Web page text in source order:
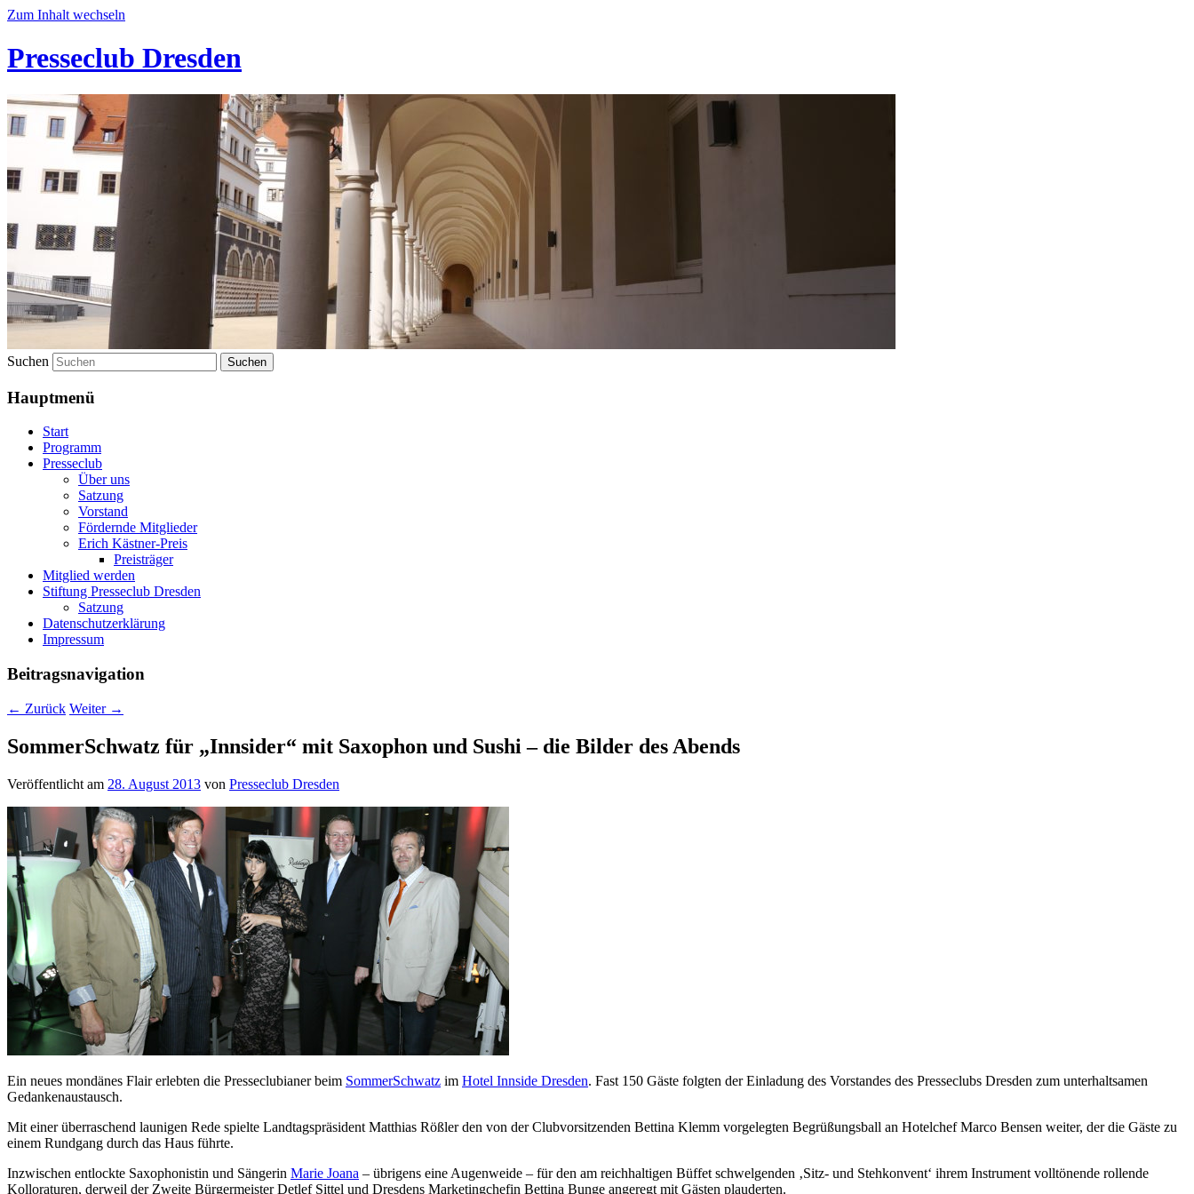
Zum Inhalt wechseln
Presseclub Dresden
Suchen
Hauptmenü
Start
Programm
Presseclub
Über uns
Satzung
Vorstand
Fördernde Mitglieder
Erich Kästner-Preis
Preisträger
Mitglied werden
Stiftung Presseclub Dresden
Satzung
Datenschutzerklärung
Impressum
Beitragsnavigation
← Zurück Weiter →
SommerSchwatz für „Innsider“ mit Saxophon und Sushi – die Bilder des Abends
Veröffentlicht am 28. August 2013 von Presseclub Dresden
Ein neues mondänes Flair erlebten die Presseclubianer beim SommerSchwatz im Hotel Innside Dresden. Fast 150 Gäste folgten der Einladung des Vorstandes des Presseclubs Dresden zum unterhaltsamen
Gedankenaustausch.
Mit einer überraschend launigen Rede spielte Landtagspräsident Matthias Rößler den von der Clubvorsitzenden Bettina Klemm vorgelegten Begrüßungsball an Hotelchef Marco Bensen weiter, der die Gäste zu
einem Rundgang durch das Haus führte.
Inzwischen entlockte Saxophonistin und Sängerin Marie Joana – übrigens eine Augenweide – für den am reichhaltigen Büffet schwelgenden ‚Sitz- und Stehkonvent‘ ihrem Instrument volltönende rollende
Kolloraturen, derweil der Zweite Bürgermeister Detlef Sittel und Dresdens Marketingchefin Bettina Bunge angeregt mit Gästen plauderten.